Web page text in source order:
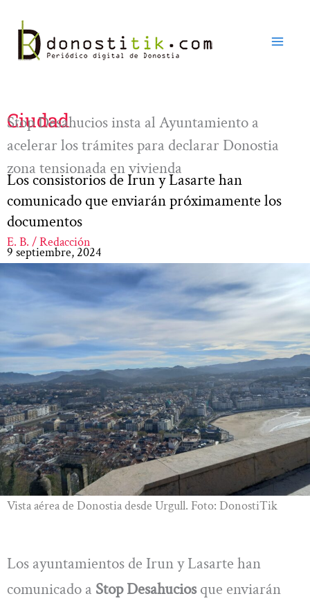
contenido
Ciudad
Stop Desahucios insta al Ayuntamiento a
acelerar los trámites para declarar Donostia
zona tensionada en vivienda
Los consistorios de Irun y Lasarte han
comunicado que enviarán próximamente los
documentos
E. B. / Redacción
9 septiembre, 2024
Vista aérea de Donostia desde Urgull. Foto: DonostiTik
Los ayuntamientos de Irun y Lasarte han
comunicado a Stop Desahuciosque enviarán